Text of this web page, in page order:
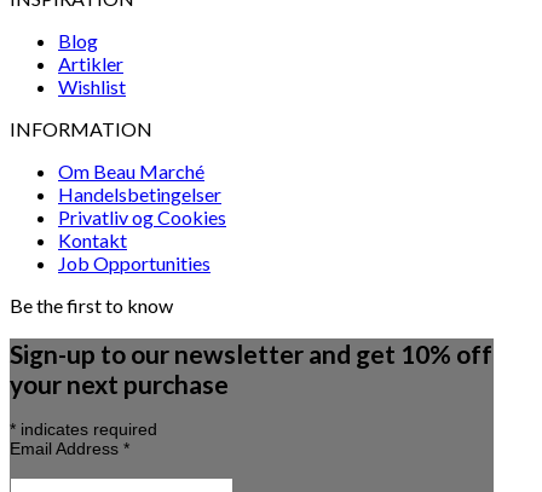
Blog
Artikler
Wishlist
INFORMATION
Om Beau Marché
Handelsbetingelser
Privatliv og Cookies
Kontakt
Job Opportunities
Be the first to know
Sign-up to our newsletter and get 10% off
your next purchase
* indicates required
Email Address *